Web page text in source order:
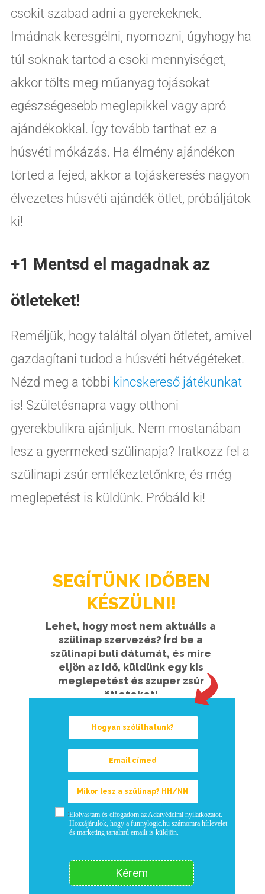
csokit szabad adni a gyerekeknek.
Imádnak keresgélni, nyomozni, úgyhogy ha
túl soknak tartod a csoki mennyiséget,
akkor tölts meg műanyag tojásokat
egészségesebb meglepikkel vagy apró
ajándékokkal. Így tovább tarthat ez a
húsvéti mókázás. Ha élmény ajándékon
törted a fejed, akkor a tojáskeresés nagyon
élvezetes húsvéti ajándék ötlet, próbáljátok
ki!
+1 Mentsd el magadnak az
ötleteket!
Reméljük, hogy találtál olyan ötletet, amivel
gazdagítani tudod a húsvéti hétvégéteket.
Nézd meg a többi kincskereső játékunkat
is! Születésnapra vagy otthoni
gyerekbulikra ajánljuk. Nem mostanában
lesz a gyermeked szülinapja? Iratkozz fel a
szülinapi zsúr emlékeztetőnkre, és még
meglepetést is küldünk. Próbáld ki!
SEGÍTÜNK IDŐBEN
KÉSZÜLNI!
Lehet, hogy most nem aktuális a
szülinap szervezés? Írd be a
szülinapi buli dátumát, és mire
eljön az idő, küldünk egy kis
meglepetést és szuper zsúr
ötleteket!
Elolvastam és elfogadom az Adatvédelmi nyilatkozatot.
Hozzájárulok, hogy a funnylogic.hu számomra hírlevelet
és marketing tartalmú emailt is küldjön.
:
Kérem